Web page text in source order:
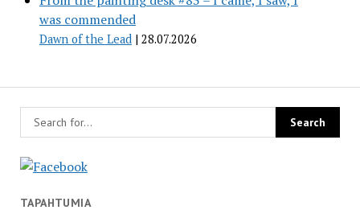
was commended
Dawn of the Lead 28.07.2026
TAPAHTUMIA